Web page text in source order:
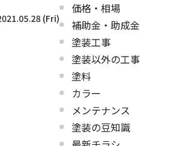
(Fri)
価格・相場
補助金・助成金
塗装工事
塗装以外の工事
塗料
カラー
メンテナンス
塗装の豆知識